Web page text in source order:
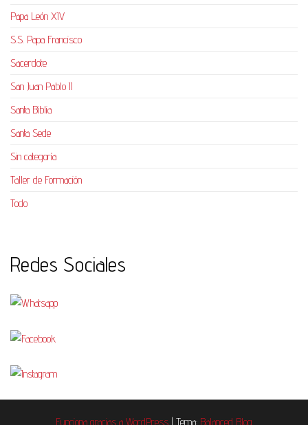
Papa León XIV
S.S. Papa Francisco
Sacerdote
San Juan Pablo II
Santa Biblia
Santa Sede
Sin categoría
Taller de Formación
Todo
Redes Sociales
Funciona gracias a WordPress Tema: Balanced Blog